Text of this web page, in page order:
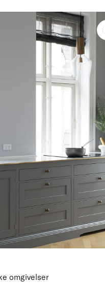
omgivelser